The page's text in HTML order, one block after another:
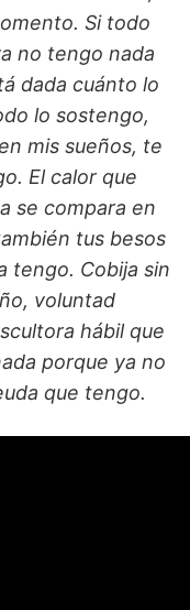
Si todo
no tengo nada
dada cuánto lo
lo sostengo,
mis sueños, te
El calor que
se compara en
tus besos
tengo. Cobija sin
voluntad
hábil que
porque ya no
que tengo.